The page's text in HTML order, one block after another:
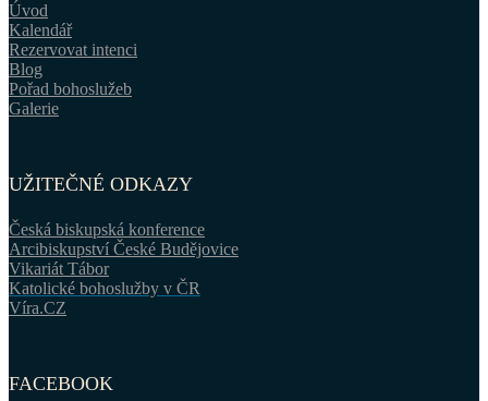
Úvod
Kalendář
Rezervovat intenci
Blog
Pořad bohoslužeb
Galerie
UŽITEČNÉ ODKAZY
Česká biskupská konference
Arcibiskupství České Budějovice
Vikariát Tábor
Katolické bohoslužby v ČR
Víra.CZ
FACEBOOK